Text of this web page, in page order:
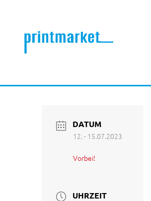
DATUM
12. - 15.07.2023
Vorbei!
UHRZEIT